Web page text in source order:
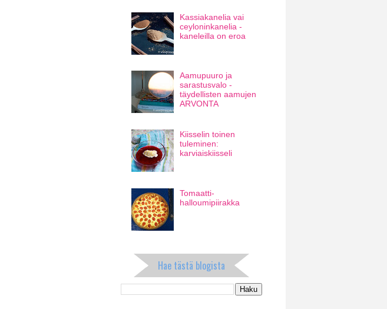
Kassiakanelia vai
ceyloninkanelia -
kaneleilla on eroa
Aamupuuro ja
sarastusvalo -
täydellisten aamujen
ARVONTA
Kiisselin toinen
tuleminen:
karviaiskiisseli
Tomaatti-
halloumipiirakka
Hae tästä blogista